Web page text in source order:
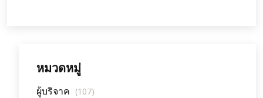
หมวดหมู่
ผู้บริจาค (107)